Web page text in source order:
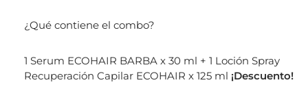
¿Qué contiene el combo?
1 Serum ECOHAIR BARBA x 30 ml + 1 Loción Spray
Recuperación Capilar ECOHAIR x 125 ml ¡Descuento!